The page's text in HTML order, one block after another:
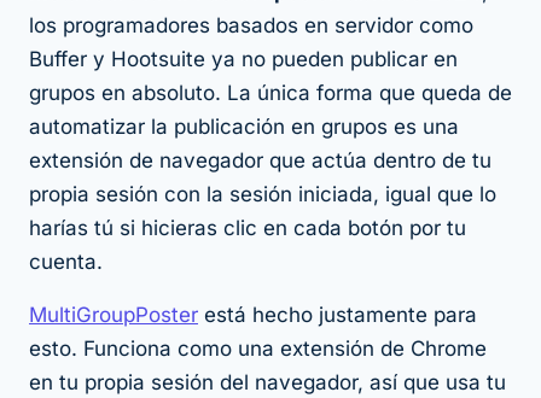
los programadores basados en servidor como
Buffer y Hootsuite ya no pueden publicar en
grupos en absoluto. La única forma que queda de
automatizar la publicación en grupos es una
extensión de navegador que actúa dentro de tu
propia sesión con la sesión iniciada, igual que lo
harías tú si hicieras clic en cada botón por tu
cuenta.
MultiGroupPoster está hecho justamente para
esto. Funciona como una extensión de Chrome
en tu propia sesión del navegador, así que usa tu